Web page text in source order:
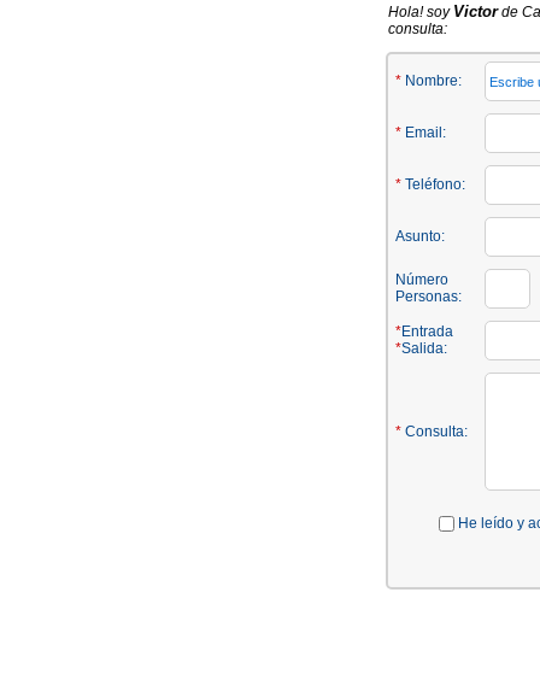
Hola! soy Victorde
consulta:
* Nombre:
* Email:
* Teléfono:
Asunto:
Número
Personas:
*Entrada
*Salida:
* Consulta:
He leído y